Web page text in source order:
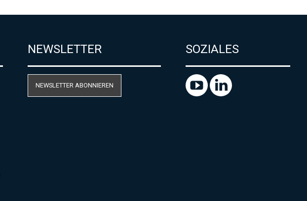
NEWSLETTER
NEWSLETTER ABONNIEREN
SOZIALES